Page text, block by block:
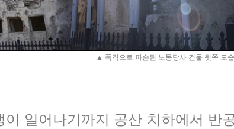
▲ 폭격으로 파손된 노동당사 건물 뒷쪽 모습
일어나기까지 공산 치하에서 반